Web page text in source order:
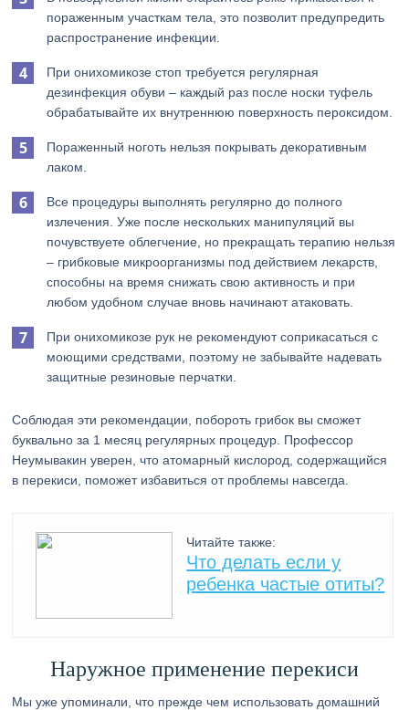
пораженным участкам тела, это позволит предупредить
распространение инфекции.
При онихомикозе стоп требуется регулярная
дезинфекция обуви – каждый раз после носки туфель
обрабатывайте их внутреннюю поверхность пероксидом.
Пораженный ноготь нельзя покрывать декоративным
лаком.
Все процедуры выполнять регулярно до полного
излечения. Уже после нескольких манипуляций вы
почувствуете облегчение, но прекращать терапию нельзя
– грибковые микроорганизмы под действием лекарств,
способны на время снижать свою активность и при
любом удобном случае вновь начинают атаковать.
При онихомикозе рук не рекомендуют соприкасаться с
моющими средствами, поэтому не забывайте надевать
защитные резиновые перчатки.
Соблюдая эти рекомендации, побороть грибок вы сможет
буквально за 1 месяц регулярных процедур. Профессор
Неумывакин уверен, что атомарный кислород, содержащийся
в перекиси, поможет избавиться от проблемы навсегда.
Читайте также:
Что делать если у
ребенка частые отиты?
Наружное применение перекиси
Мы уже упоминали, что прежде чем использовать домашний